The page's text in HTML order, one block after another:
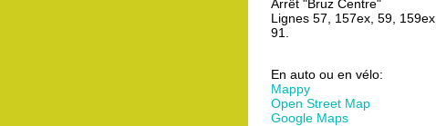
Arrêt "Bruz Centre"
Lignes 57, 157ex, 59, 159ex,
91.
En auto ou en vélo:
Mappy
Open Street Map
Google Maps